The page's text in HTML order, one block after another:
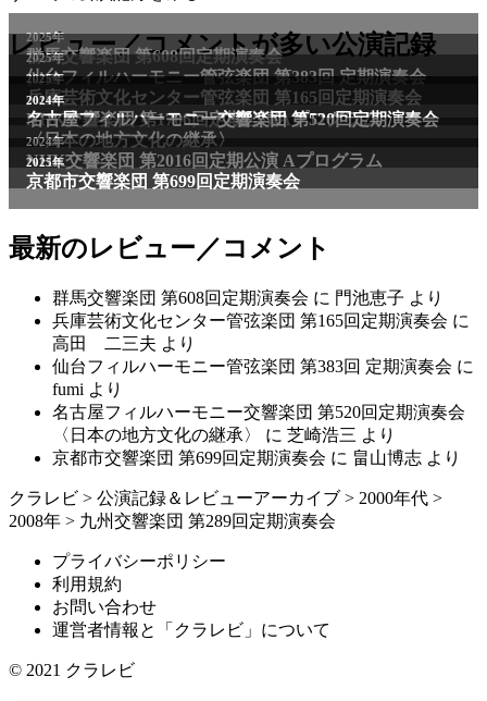
レビュー／コメントが多い公演記録
2025年
群馬交響楽団 第608回定期演奏会
2025年
仙台フィルハーモニー管弦楽団 第383回 定期演奏会
2025年
兵庫芸術文化センター管弦楽団 第165回定期演奏会
2011年
NHK交響楽団 第1706回定期公演Aプログラム
2024年
名古屋フィルハーモニー交響楽団 第520回定期演奏会
〈日本の地方文化の継承〉
2024年
NHK交響楽団 第2016回定期公演 Aプログラム
2025年
京都市交響楽団 第699回定期演奏会
最新のレビュー／コメント
群馬交響楽団 第608回定期演奏会 に 門池恵子 より
兵庫芸術文化センター管弦楽団 第165回定期演奏会 に
高田 二三夫 より
仙台フィルハーモニー管弦楽団 第383回 定期演奏会 に
fumi より
名古屋フィルハーモニー交響楽団 第520回定期演奏会
〈日本の地方文化の継承〉
に 芝崎浩三 より
京都市交響楽団 第699回定期演奏会 に 畠山博志 より
クラレビ > 公演記録＆レビューアーカイブ > 2000年代 >
2008年 > 九州交響楽団 第289回定期演奏会
プライバシーポリシー
利用規約
お問い合わせ
運営者情報と「クラレビ」について
© 2021 クラレビ